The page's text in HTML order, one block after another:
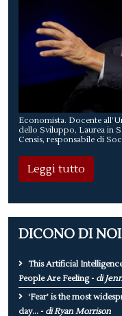
Economista. Docente
dello Sviluppo, Laurea in
Censis, responsabile di
Leggi tutto
DICONO DI NOI
This Artificial
People Are Feeling - di
‘Fear’ is the most
day... - di Ryan Morrison